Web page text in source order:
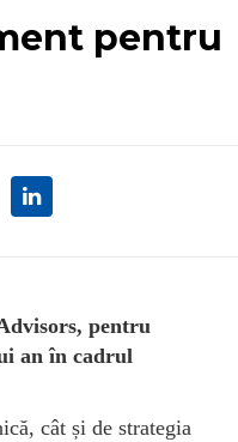
pentru
pentru
an în cadrul
cât și de strategia